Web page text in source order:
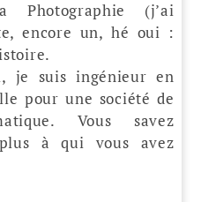
Photographie (j’ai
encore un, hé oui :
je suis ingénieur en
pour une société de
Vous savez
à qui vous avez